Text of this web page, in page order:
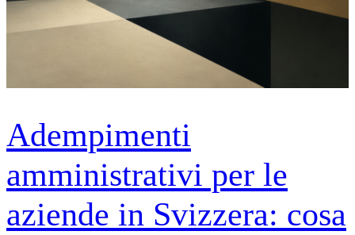
Adempimenti
amministrativi per le
aziende in Svizzera: cosa